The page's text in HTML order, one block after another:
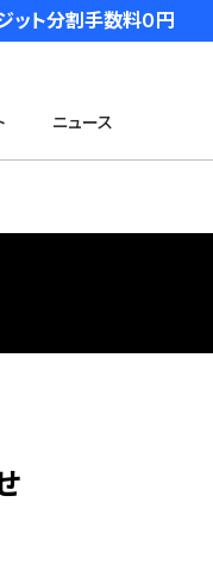
ット分割手数料０円
ニュース